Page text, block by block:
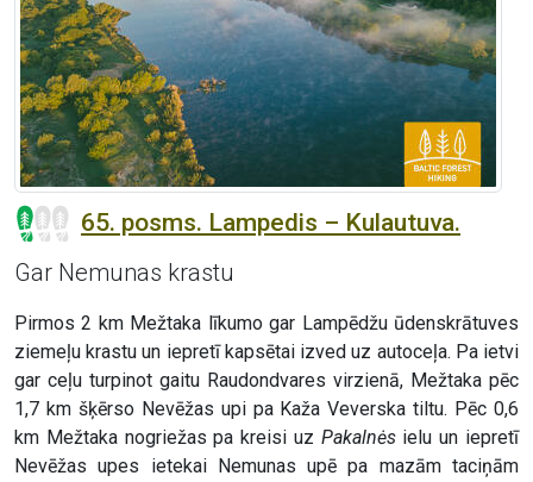
65. posms. Lampedis – Kulautuva.
Gar Nemunas krastu
Pirmos 2 km Mežtaka līkumo gar Lampēdžu ūdenskrātuves
ziemeļu krastu un iepretī kapsētai izved uz autoceļa. Pa ietvi
gar ceļu turpinot gaitu Raudondvares virzienā, Mežtaka pēc
1,7 km šķērso Nevēžas upi pa Kaža Veverska tiltu. Pēc 0,6
km Mežtaka nogriežas pa kreisi uz Pakalnėsielu un iepretī
Nevēžas upes ietekai Nemunas upē pa mazām taciņām